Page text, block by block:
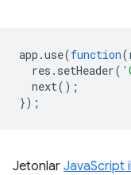
app .use(function(
res . setHeader(
next();
});
Jetonlar JavaScript